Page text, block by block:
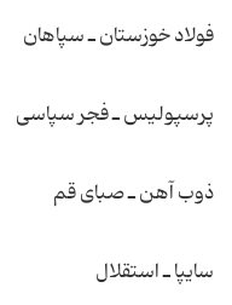
فولاد خوزستان ـ سپاهان
پرسپولیس ـ فجر سپاسی
ذوب آهن ـ صبای قم
سایپا ـ استقلال